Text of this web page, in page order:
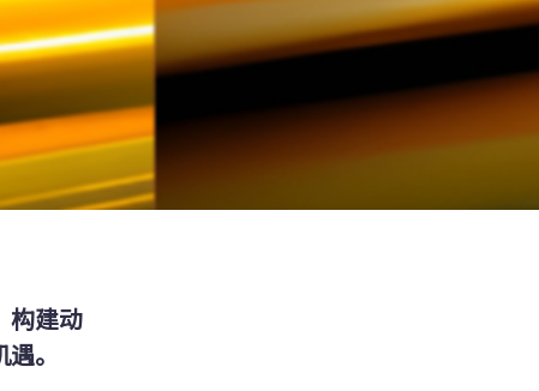
构建动
。